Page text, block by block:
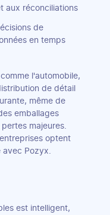
aux réconciliations
de
en temps
l'automobile,
de détail
même de
emballages
majeures.
optent
Pozyx.
est intelligent,